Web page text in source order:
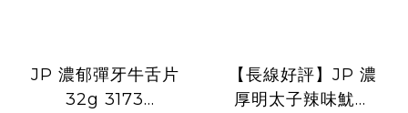
JP 濃郁彈牙牛舌片
32g 3173
【長線好評】JP 濃
厚明太子辣味魷魚